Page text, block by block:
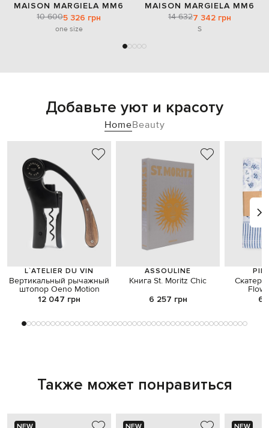
MAISON MARGIELA MM6
10 6005 326 грн
one size
MAISON MARGIELA MM6
14 6327 342 грн
S
Добавьте уют и красоту
HomeBeauty
L`ATELIER DU VIN
Вертикальный рычажный
штопор Oeno Motion
12 047 грн
ASSOULINE
Книга St. Moritz Chic
6 257 грн
PIP
6
Также может понравиться